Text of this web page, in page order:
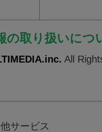
の取り扱いにつ
All
他サービス